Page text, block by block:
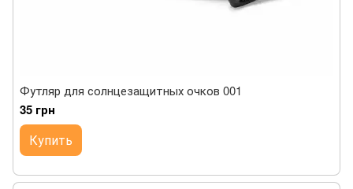
Футляр для солнцезащитных очков 001
35 грн
Купить